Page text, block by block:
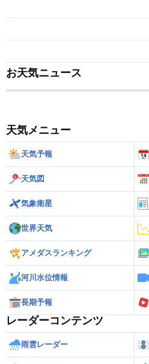
お天気ニュース
天気メニュー
天気予報
天気図
気象衛星
世界天気
アメダスランキング
河川水位情報
長期予報
レーダーコンテンツ
雨雲レーダー